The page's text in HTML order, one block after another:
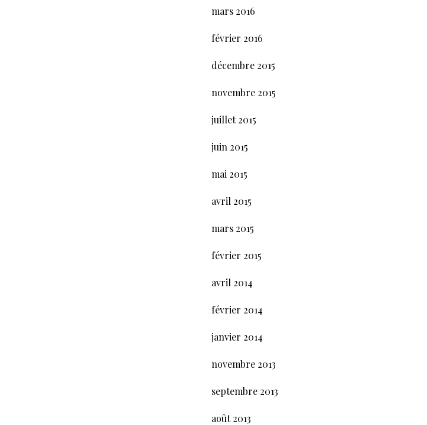
mars 2016
février 2016
décembre 2015
novembre 2015
juillet 2015
juin 2015
mai 2015
avril 2015
mars 2015
février 2015
avril 2014
février 2014
janvier 2014
novembre 2013
septembre 2013
août 2013